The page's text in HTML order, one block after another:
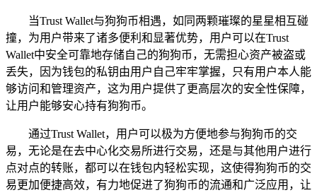
当Trust Wallet与狗狗币相遇，如同两颗璀璨的星星相互碰
撞，为用户带来了诸多便利和显著优势，用户可以在Trust
Wallet中安全可靠地存储自己的狗狗币，无需担心资产被盗或
丢失，因为钱包的私钥由用户自己牢牢掌握，只有用户本人能
够访问和管理资产，这为用户提供了更高层次的安全性保障，
让用户能够安心持有狗狗币。
通过Trust Wallet，用户可以极为方便地参与狗狗币的交
易，无论是在去中心化交易所进行交易，还是与其他用户进行
点对点的转账，都可以在钱包内轻松实现，这使得狗狗币的交
易更加便捷高效，有力地促进了狗狗币的流通和广泛应用，让